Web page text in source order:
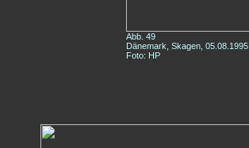
Abb. 49
Dänemark, Skagen, 05.08.1995
Foto: HP